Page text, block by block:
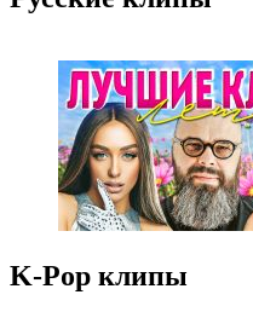
K-Pop клипы